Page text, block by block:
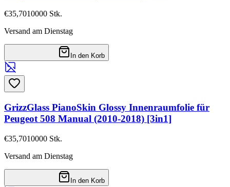
€35,7010000 Stk.
Versand am Dienstag
In den Korb
GrizzGlass PianoSkin Glossy Innenraumfolie für
Peugeot 508 Manual (2010-2018) [3in1]
€35,7010000 Stk.
Versand am Dienstag
In den Korb